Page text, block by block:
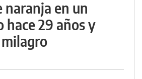
naranja en un
hace 29 años y